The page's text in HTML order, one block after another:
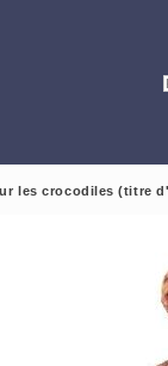
les crocodiles (titre